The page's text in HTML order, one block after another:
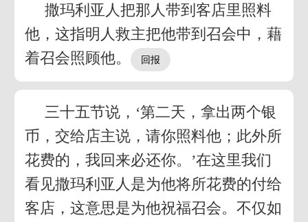
撒玛利亚人把那人带到客店里照料
他，这指明人救主把他带到召会中，藉
着召会照顾他。
三十五节说，‘第二天，拿出两个银
币，交给店主说，请你照料他；此外所
花费的，我回来必还你。’在这里我们
看见撒玛利亚人是为他将所花费的付给
客店，这意思是为他祝福召会。不仅如